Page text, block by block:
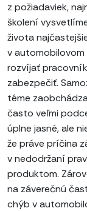
z požiadaviek,
školení
života
v
rozvíjať
zabezpečiť.
téme
často veľmi
úplne jasné, ale
že práve príčina
v nedodržaní
produktom.
na záverečnú
chýb v